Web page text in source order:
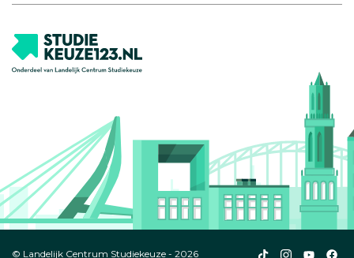
© Landelijk Centrum Studiekeuze - 2026 Studiekeuze123